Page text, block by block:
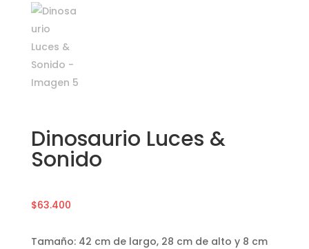
Dinosaurio Luces &
Sonido
$63.400
Tamaño: 42 cm de largo, 28 cm de alto y 8 cm